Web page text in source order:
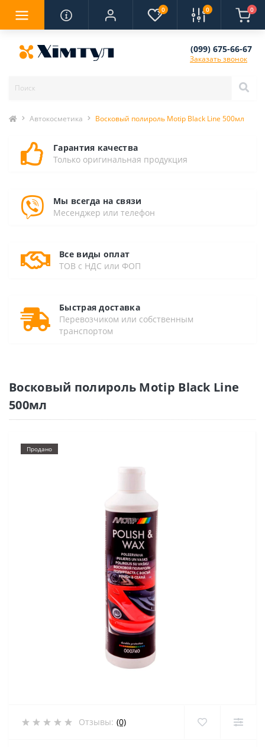
0 0 0
(099) 675-66-67
Заказать звонок
Автокосметика Восковый полироль Motip Black Line 500мл
Гарантия качества
Только оригинальная продукция
Мы всегда на связи
Месенджер или телефон
Все виды оплат
ТОВ с НДС или ФОП
Быстрая доставка
Перевозчиком или собственным
транспортом
Восковый полироль Motip Black Line
500мл
Продано
Отзывы: (0)